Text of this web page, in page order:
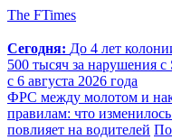
The FTimes
Сегодня: До 4 лет
500 тысяч за нарушения
с 6 августа 2026 года
ФРС между молотом и
правилам: что
повлияет на водителей